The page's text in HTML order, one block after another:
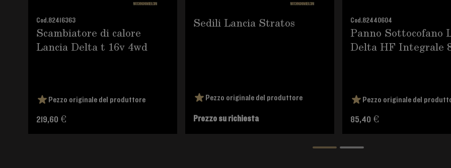
Cod.82416363
Scambiatore di calore
Lancia Delta t 16v 4wd
Pezzo originale del produttore
219,60 €
Sedili Lancia Stratos
Pezzo originale del produttore
Prezzo su richiesta
Cod.82440604
Panno Sottocofano
Delta HF Integrale
Pezzo originale del
85,40 €